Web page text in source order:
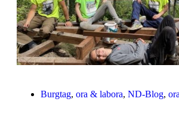
Burgtag, ora & labora, ND-Blog,